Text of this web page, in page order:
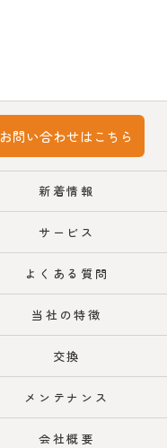
お問い合わせはこちら
新着情報
サービス
よくある質問
当社の特徴
交換
メンテナンス
会社概要